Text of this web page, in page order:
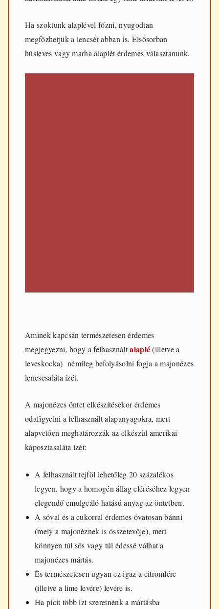
Ha szoktunk alaplével főzni, nyugodtan
megfőzhetjük a lencsét abban is. Elsősorban
húsleves vagy marha alaplét érdemes választanunk.
Aminek kapcsán természetesen érdemes
megjegyezni, hogy a felhasználtalaplé(illetve a
leveskocka) némileg befolyásolni fogja a majonézes
lencsesaláta ízét.
A majonézes öntet elkészítésekor érdemes
odafigyelni a felhasznált alapanyagokra, mert
alapvetően meghatározzák az elkészül amerikai
káposztasaláta ízét:
A felhasznált tejföl lehetőleg 20 százalékos
legyen, hogy a homogén állag eléréséhez legyen
elegendő emulgeáló hatású anyag az öntetben.
A sóval és a cukorral érdemes óvatosan bánni
(mely a majonéznek is összetevője), mert
könnyen túl sós vagy túl édessé válhat a
majonézes mártás.
És természetesen ugyan ez igaz a citromlére
(illetve a lime levére) levére is.
Ha picit több ízt szeretnénk a mártásba